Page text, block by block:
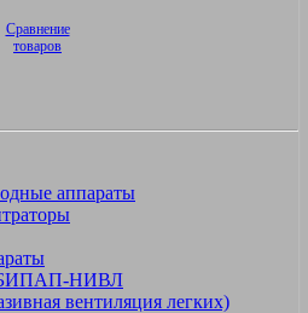
Сравнение
товаров
аппараты
НИВЛ
вентиляция легких)